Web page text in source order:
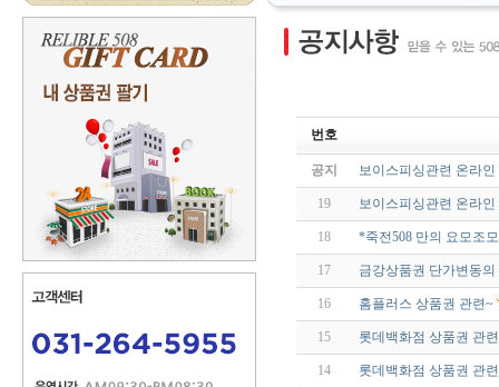
번호
공지 보이스피싱관련 온라
19 보이스피싱관련 온라
18 *죽전508 만의 요모조
17 금강상품권 단가변동의
16 홈플러스 상품권 관련~
15 롯데백화점 상품권 관
14 롯데백화점 상품권 관